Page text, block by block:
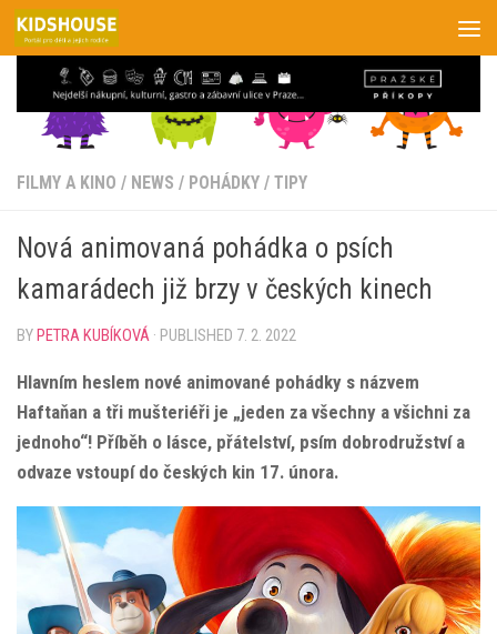
Skip to content
FILMY A KINO / NEWS / POHÁDKY / TIPY
Nová animovaná pohádka o psích
kamarádech již brzy v českých kinech
BYPETRA KUBÍKOVÁ · PUBLISHED 7. 2. 2022
Hlavním heslem nové animované pohádky s názvem
Haftaňan a tři mušteriéři je „jeden za všechny a všichni za
jednoho“! Příběh o lásce, přátelství, psím dobrodružství a
odvaze vstoupí do českých kin 17. února.